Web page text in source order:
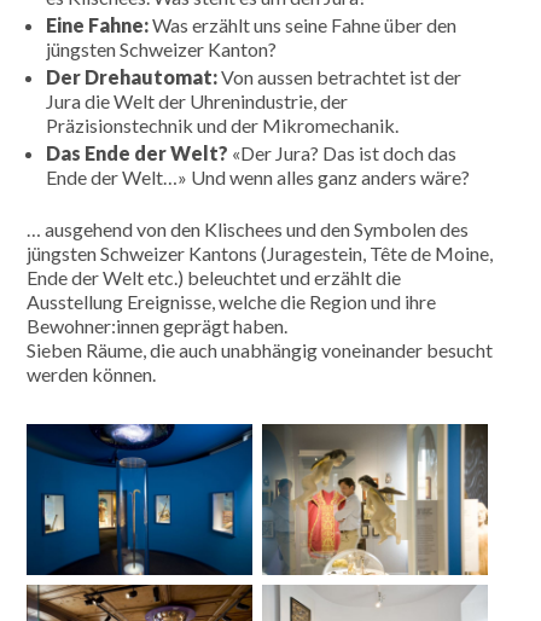
Eine Fahne:Was erzählt uns seine Fahne über den
jüngsten Schweizer Kanton?
Der Drehautomat:Von aussen betrachtet ist der
Jura die Welt der Uhrenindustrie, der
Präzisionstechnik und der Mikromechanik.
Das Ende der Welt? «Der Jura? Das ist doch das
Ende der Welt…» Und wenn alles ganz anders wäre?
… ausgehend von den Klischees und den Symbolen des
jüngsten Schweizer Kantons (Juragestein, Tête de Moine,
Ende der Welt etc.) beleuchtet und erzählt die
Ausstellung Ereignisse, welche die Region und ihre
Bewohner:innen geprägt haben.
Sieben Räume, die auch unabhängig voneinander besucht
werden können.